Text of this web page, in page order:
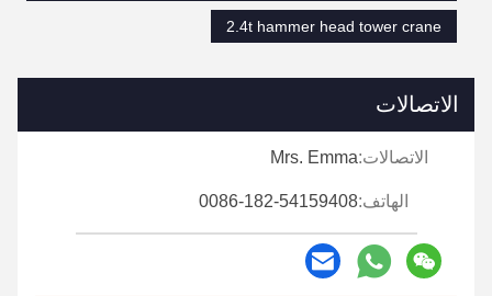
2.4t hammer head tower crane
الاتصالات
الاتصالات:Mrs. Emma
الهاتف:0086-182-54159408